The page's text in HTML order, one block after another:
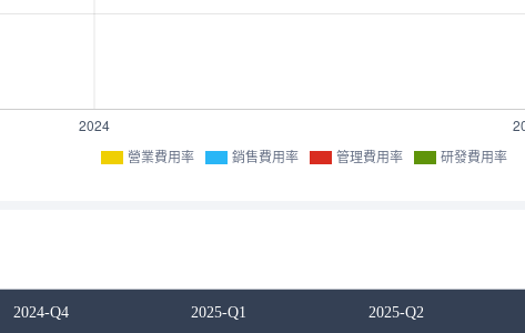
營業費用率 銷售費用率 管理費用率 研發費用率
2024-Q4 2025-Q1 2025-Q2